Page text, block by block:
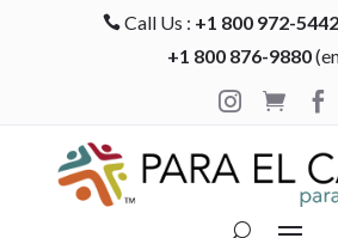
 Call Us : +1 800 972-5442
+1 800 876-9880

 